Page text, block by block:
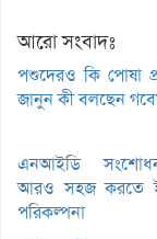
আরো সংবাদঃ
পশুদেরও কি পোষা
জানুন কী বলছেন
এনআইডি সংশোধন
আরও সহজ করতে
পরিকল্পনা